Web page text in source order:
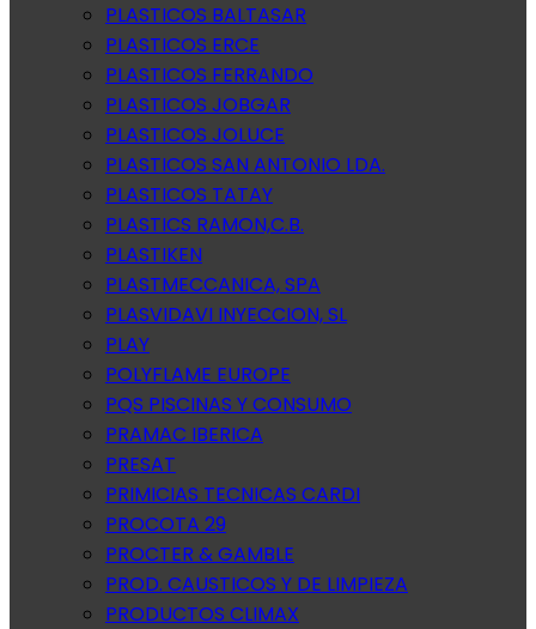
PLASTICOS BALTASAR
PLASTICOS ERCE
PLASTICOS FERRANDO
PLASTICOS JOBGAR
PLASTICOS JOLUCE
PLASTICOS SAN ANTONIO LDA.
PLASTICOS TATAY
PLASTICS RAMON,C.B.
PLASTIKEN
PLASTMECCANICA, SPA
PLASVIDAVI INYECCION, SL
PLAY
POLYFLAME EUROPE
PQS PISCINAS Y CONSUMO
PRAMAC IBERICA
PRESAT
PRIMICIAS TECNICAS CARDI
PROCOTA 29
PROCTER & GAMBLE
PROD. CAUSTICOS Y DE LIMPIEZA
PRODUCTOS CLIMAX